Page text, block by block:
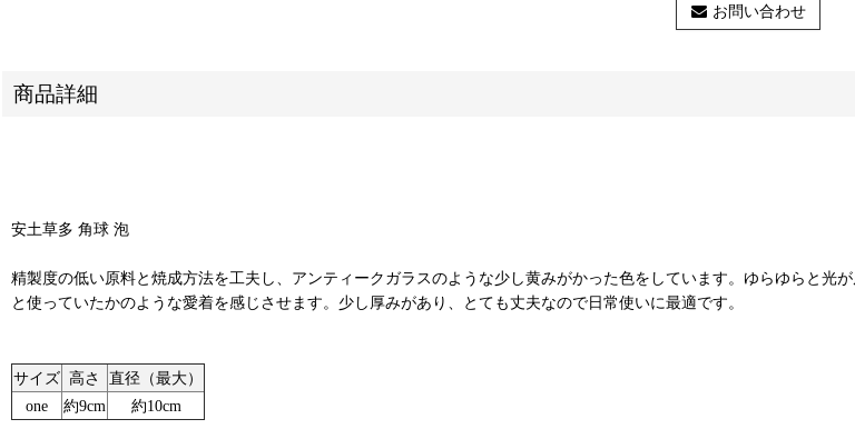
お問い合わせ
商品詳細
安土草多 角球 泡
精製度の低い原料と焼成方法を工夫し、アンティークガラスのような少し黄みがかった色をしています。ゆらゆらと光
と使っていたかのような愛着を感じさせます。少し厚みがあり、とても丈夫なので日常使いに最適です。
サイズ 高さ
直径（最大）
one
約9cm 約10cm